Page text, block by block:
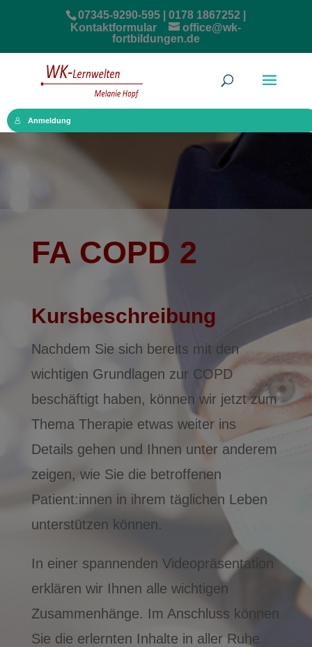
07345-9290-595 | 0178 1867252 |
Kontaktformular
office@wk-
fortbildungen.de
Anmeldung
FA COPD 2
Kursbeschreibung
Nachdem Sie sich bereits mit den
wichtigen Grundlagen zur COPD
beschäftigt haben, können wir jetzt zum
Thema Therapie etwas weiter ins
Details gehen und Ihnen unter anderem
zeigen, wie Sie die betroffenen
Patient:innen in ihrem täglichen Leben
unterstützen können.
In einer spannenden Videopräsentation
erklären wir Ihnen alle wichtigen
Zusammenhänge. Im Anschluss können
Sie die erlernten Inhalte in aller Ruhe